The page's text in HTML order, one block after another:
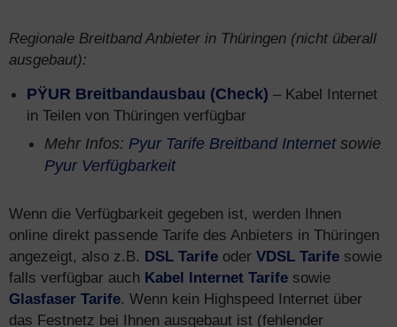
Regionale Breitband Anbieter in Thüringen (nicht überall
ausgebaut):
PŸUR Breitbandausbau (Check) – Kabel Internet
in Teilen von Thüringen verfügbar
Mehr Infos: Pyur Tarife Breitband Internetsowie
Pyur Verfügbarkeit
Wenn die Verfügbarkeit gegeben ist, werden Ihnen
online direkt passende Tarife des Anbieters in Thüringen
angezeigt, also z.B. DSL Tarife oder VDSL Tarife sowie
falls verfügbar auch Kabel Internet Tarife sowie
Glasfaser Tarife. Wenn kein Highspeed Internet über
das Festnetz bei Ihnen ausgebaut ist (fehlender